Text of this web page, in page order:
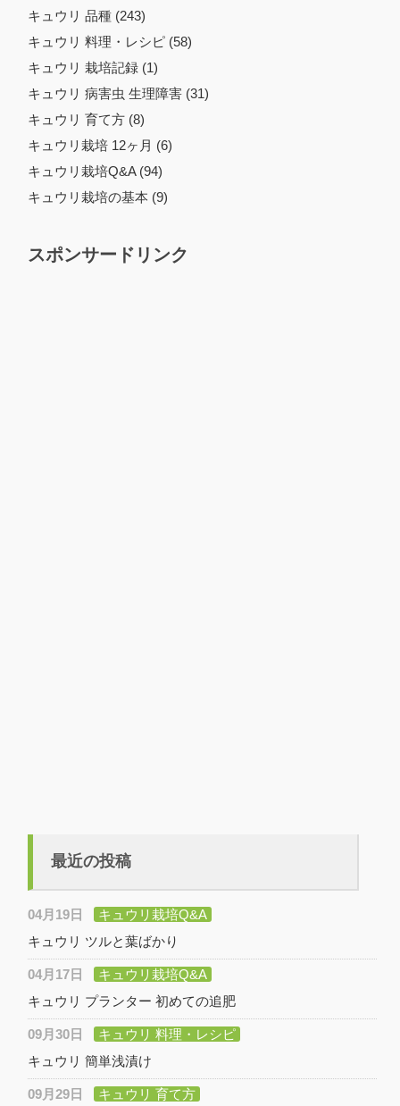
キュウリ 品種 (243)
キュウリ 料理・レシピ (58)
キュウリ 栽培記録 (1)
キュウリ 病害虫 生理障害 (31)
キュウリ 育て方 (8)
キュウリ栽培 12ヶ月 (6)
キュウリ栽培Q&A (94)
キュウリ栽培の基本 (9)
スポンサードリンク
最近の投稿
04月19日
キュウリ栽培Q&A
キュウリ ツルと葉ばかり
04月17日
キュウリ栽培Q&A
キュウリ プランター 初めての追肥
09月30日
キュウリ 料理・レシピ
キュウリ 簡単浅漬け
09月29日
キュウリ 育て方